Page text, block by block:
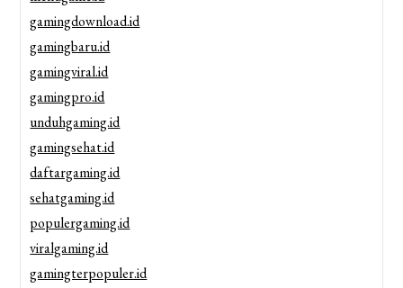
gamingdownload.id
gamingbaru.id
gamingviral.id
gamingpro.id
unduhgaming.id
gamingsehat.id
daftargaming.id
sehatgaming.id
populergaming.id
viralgaming.id
gamingterpopuler.id